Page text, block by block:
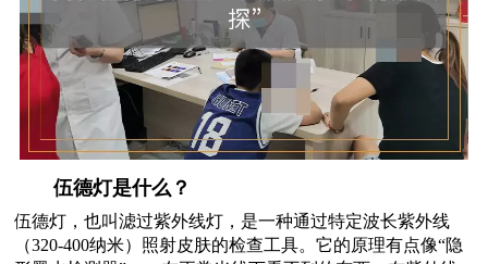
伍德灯是什么？
伍德灯，也叫滤过紫外线灯，是一种通过特定波长紫外线
（320-400纳米）照射皮肤的检查工具。它的原理有点像“隐